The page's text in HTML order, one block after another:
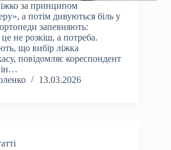
за принципом
а потім дивуються біль у
запевняють:
не розкіш, а потреба.
що вибір ліжка
повідомляє кореспондент
13.03.2026